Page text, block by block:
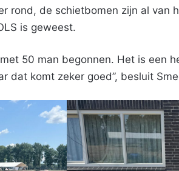
rond, de schietbomen zijn al van
is geweest.
50 man begonnen. Het is een
dat komt zeker goed”, besluit